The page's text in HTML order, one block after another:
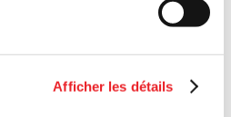
Afficher les détails